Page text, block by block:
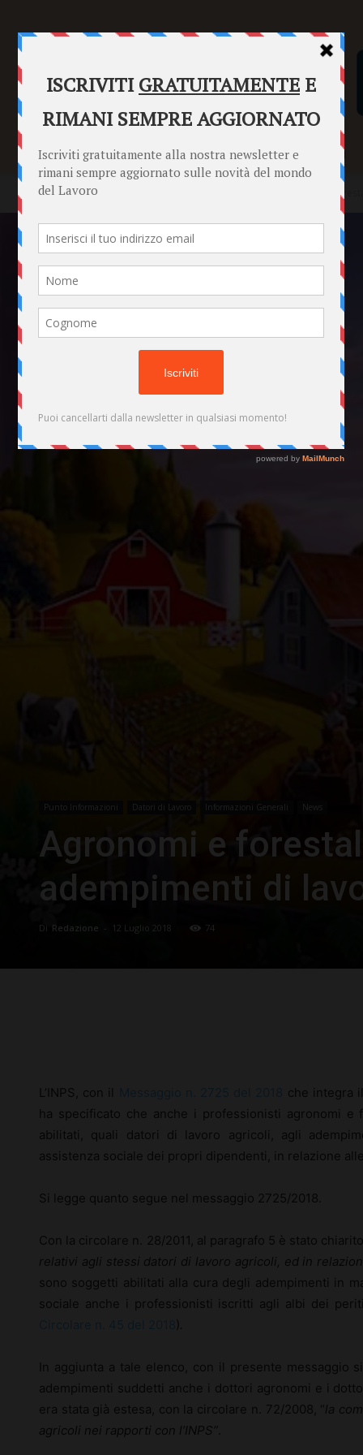
SENTENZE FORMULARI PUNTO INFORMAZIONI
Home Punto Informazioni Agronomi e
Punto Informazioni Datori di Lavoro Informazioni Generali News
Agronomi e
adempimenti di
Di Redazione 12 Luglio 2018 74
L’INPS, con il
che integra
ha specificato che anche i professionisti agronomi
abilitati, quali datori di lavoro agricoli, agli
assistenza sociale dei propri dipendenti, in relazione
Si legge quanto segue nel messaggio 2725/2018.
Con la circolare n. 28/2011, al paragrafo 5 è stato
relativi agli stessi datori di lavoro agricoli, ed in
sono soggetti abilitati alla cura degli adempimenti in
sociale anche i professionisti iscritti agli albi dei
.
In aggiunta a tale elenco, con il presente messaggio
adempimenti suddetti anche i dottori agronomi e i
era stata già estesa, con la circolare n. 72/2008, “ la
agricoli nei rapporti con l’INPS”